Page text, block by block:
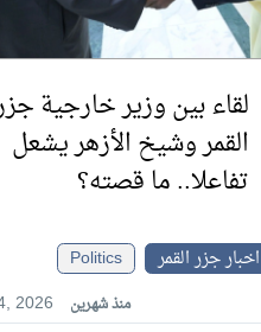
لقاء بين وزير خارجية
القمر وشيخ الأزهر يشعل
تفاعلا.. ما قصته؟
اخبار جزر القمر
Politics
2026
منذ شهرين